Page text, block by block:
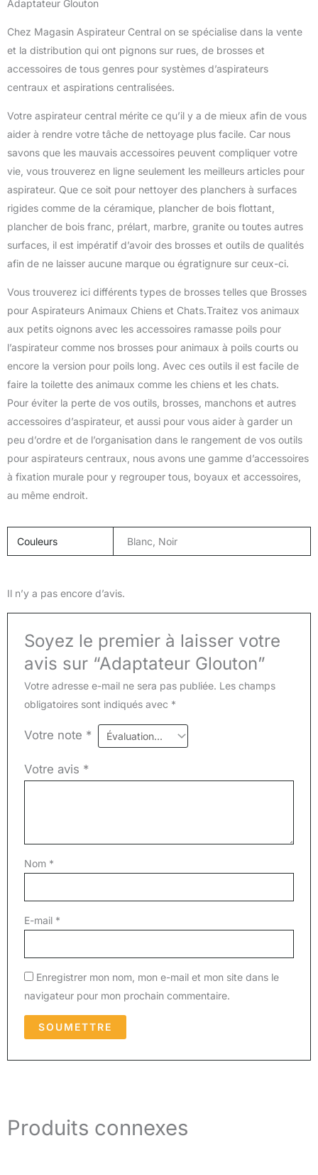
Adaptateur Glouton
Chez Magasin Aspirateur Central on se spécialise dans la vente
et la distribution qui ont pignons sur rues, de brosses et
accessoires de tous genres pour systèmes d’aspirateurs
centraux et aspirations centralisées.
Votre aspirateur central mérite ce qu’il y a de mieux afin de vous
aider à rendre votre tâche de nettoyage plus facile. Car nous
savons que les mauvais accessoires peuvent compliquer votre
vie, vous trouverez en ligne seulement les meilleurs articles pour
aspirateur. Que ce soit pour nettoyer des planchers à surfaces
rigides comme de la céramique, plancher de bois flottant,
plancher de bois franc, prélart, marbre, granite ou toutes autres
surfaces, il est impératif d’avoir des brosses et outils de qualités
afin de ne laisser aucune marque ou égratignure sur ceux-ci.
Vous trouverez ici différents types de brosses telles que Brosses
pour Aspirateurs Animaux Chiens et Chats.Traitez vos animaux
aux petits oignons avec les accessoires ramasse poils pour
l’aspirateur comme nos brosses pour animaux à poils courts ou
encore la version pour poils long. Avec ces outils il est facile de
faire la toilette des animaux comme les chiens et les chats.
Pour éviter la perte de vos outils, brosses, manchons et autres
accessoires d’aspirateur, et aussi pour vous aider à garder un
peu d’ordre et de l’organisation dans le rangement de vos outils
pour aspirateurs centraux, nous avons une gamme d’accessoires
à fixation murale pour y regrouper tous, boyaux et accessoires,
au même endroit.
Couleurs Blanc, Noir
Il n’y a pas encore d’avis.
Soyez le premier à laisser votre
avis sur “Adaptateur Glouton”
Votre adresse e-mail ne sera pas publiée. Les champs
obligatoires sont indiqués avec *
Votre note *
Votre avis *
Nom *
E-mail *
Enregistrer mon nom, mon e-mail et mon site dans le
navigateur pour mon prochain commentaire.
Produits connexes